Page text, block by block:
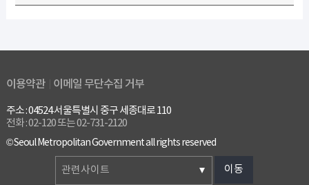
이용약관 이메일 무단수집 거부
주소 : 04524 서울특별시 중구 세종대로 110
전화 : 02-120 또는 02-731-2120
© Seoul Metropolitan Government all rights reserved
관련사이트 이동